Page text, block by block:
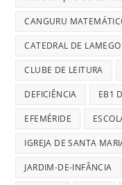
CANGURU
CATEDRAL DE LAMEGO
CLUBE DE LEITURA
DEFICIÊNCIA EB1
EFEMÉRIDE
IGREJA DE SANTA
JARDIM-DE-INFÂNCIA